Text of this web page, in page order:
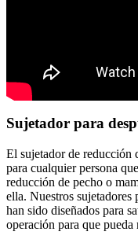
Sujetador para
El sujetador de reducción
para cualquier persona
reducción de pecho o
ella. Nuestros sujetadores
han sido diseñados para
operación para que